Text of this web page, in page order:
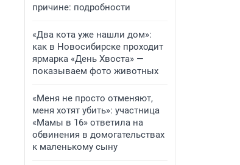
причине: подробности
«Два кота уже нашли дом»:
как в Новосибирске проходит
ярмарка «День Хвоста» —
показываем фото животных
«Меня не просто отменяют,
меня хотят убить»: участница
«Мамы в 16» ответила на
обвинения в домогательствах
к маленькому сыну